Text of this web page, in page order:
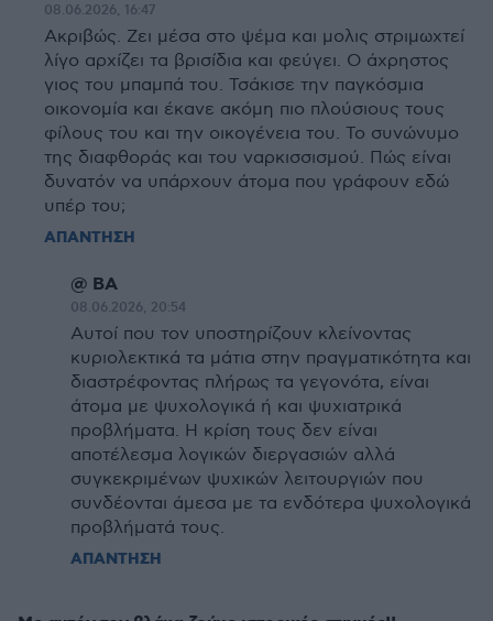
08.06.2026, 16:47
Ακριβώς. Ζει μέσα στο ψέμα και μολις στριμωχτεί
λίγο αρχίζει τα βρισίδια και φεύγει. Ο άχρηστος
γιος του μπαμπά του. Τσάκισε την παγκόσμια
οικονομία και έκανε ακόμη πιο πλούσιους τους
φίλους του και την οικογένεια του. Το συνώνυμο
της διαφθοράς και του ναρκισσισμού. Πώς είναι
δυνατόν να υπάρχουν άτομα που γράφουν εδώ
υπέρ του;
ΑΠΑΝΤΗΣΗ
@ ΒΑ
08.06.2026, 20:54
Αυτοί που τον υποστηρίζουν κλείνοντας
κυριολεκτικά τα μάτια στην πραγματικότητα και
διαστρέφοντας πλήρως τα γεγονότα, είναι
άτομα με ψυχολογικά ή και ψυχιατρικά
προβλήματα. Η κρίση τους δεν είναι
αποτέλεσμα λογικών διεργασιών αλλά
συγκεκριμένων ψυχικών λειτουργιών που
συνδέονται άμεσα με τα ενδότερα ψυχολογικά
προβλήματά τους.
ΑΠΑΝΤΗΣΗ